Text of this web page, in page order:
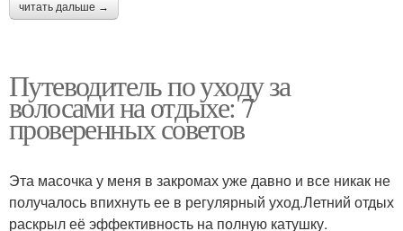
читать дальше →
Путеводитель по уходу за
волосами на отдыхе: 7
проверенных советов
Эта масочка у меня в закромах уже давно и все никак не
получалось впихнуть ее в регулярный уход.Летний отдых
раскрыл её эффективность на полную катушку.